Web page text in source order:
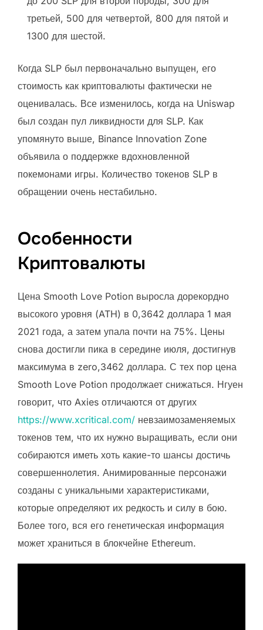
третьей, 500 для четвертой, 800 для пятой и
1300 для шестой.
Когда SLP был первоначально выпущен, его
стоимость как криптовалюты фактически не
оценивалась. Все изменилось, когда на Uniswap
был создан пул ликвидности для SLP. Как
упомянуто выше, Binance Innovation Zone
объявила о поддержке вдохновленной
покемонами игры. Количество токенов SLP в
обращении очень нестабильно.
Особенности
Криптовалюты
Цена Smooth Love Potion выросла дорекордно
высокого уровня (ATH) в 0,3642 доллара 1 мая
2021 года, а затем упала почти на 75%. Цены
снова достигли пика в середине июля, достигнув
максимума в zero,3462 доллара. С тех пор цена
Smooth Love Potion продолжает снижаться. Нгуен
говорит, что Axies отличаются от других
https://www.xcritical.com/ невзаимозаменяемых
токенов тем, что их нужно выращивать, если они
собираются иметь хоть какие-то шансы достичь
совершеннолетия. Анимированные персонажи
созданы с уникальными характеристиками,
которые определяют их редкость и силу в бою.
Более того, вся его генетическая информация
может храниться в блокчейне Ethereum.